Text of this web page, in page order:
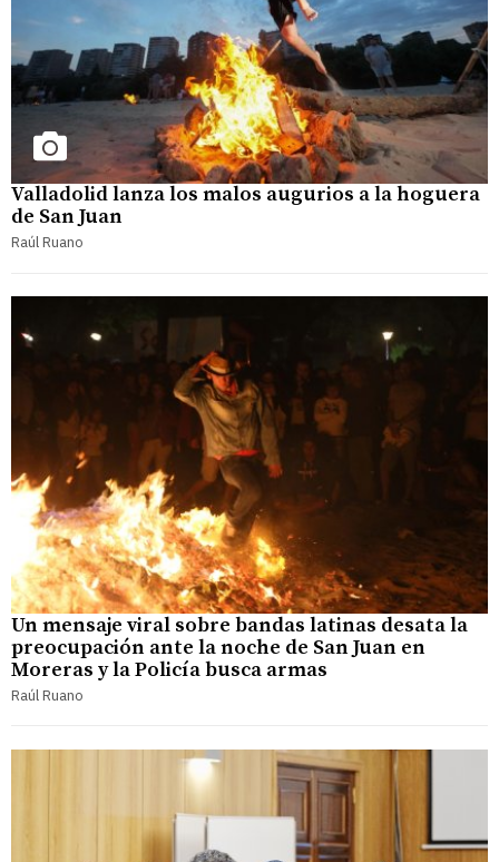
Valladolid lanza los malos augurios a la hoguera
de San Juan
Raúl Ruano
Un mensaje viral sobre bandas latinas desata la
preocupación ante la noche de San Juan en
Moreras y la Policía busca armas
Raúl Ruano